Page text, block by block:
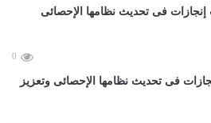
0
فى تحديث نظامها الإحصائى وتعزيز